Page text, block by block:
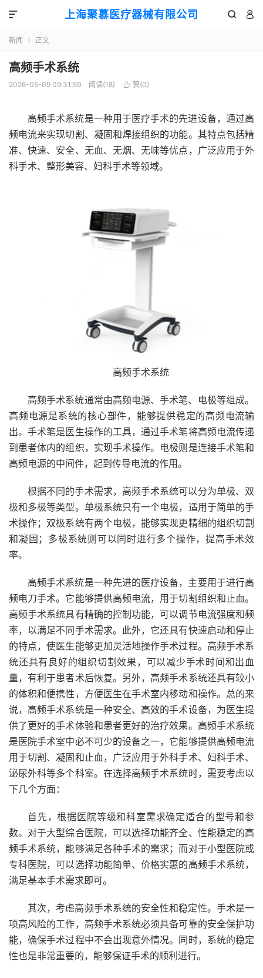
上海聚慕医疗器械有限公司  

新闻  正文
高频手术系统
2026-05-09 09:31:59 阅读(18)  赞(0)
高频手术系统是一种用于医疗手术的先进设备，通过高
频电流来实现切割、凝固和焊接组织的功能。其特点包括精
准、快速、安全、无血、无烟、无味等优点，广泛应用于外
科手术、整形美容、妇科手术等领域。
高频手术系统
高频手术系统通常由高频电源、手术笔、电极等组成。
高频电源是系统的核心部件，能够提供稳定的高频电流输
出。手术笔是医生操作的工具，通过手术笔将高频电流传递
到患者体内的组织，实现手术操作。电极则是连接手术笔和
高频电源的中间件，起到传导电流的作用。
根据不同的手术需求，高频手术系统可以分为单极、双
极和多极等类型。单极系统只有一个电极，适用于简单的手
术操作；双极系统有两个电极，能够实现更精细的组织切割
和凝固；多极系统则可以同时进行多个操作，提高手术效
率。
高频手术系统是一种先进的医疗设备，主要用于进行高
频电刀手术。它能够提供高频电流，用于切割组织和止血。
高频手术系统具有精确的控制功能，可以调节电流强度和频
率，以满足不同手术需求。此外，它还具有快速启动和停止
的特点，使医生能够更加灵活地操作手术过程。高频手术系
统还具有良好的组织切割效果，可以减少手术时间和出血
量，有利于患者术后恢复。另外，高频手术系统还具有较小
的体积和便携性，方便医生在手术室内移动和操作。总的来
说，高频手术系统是一种安全、高效的手术设备，为医生提
供了更好的手术体验和患者更好的治疗效果。高频手术系统
是医院手术室中必不可少的设备之一，它能够提供高频电流
用于切割、凝固和止血，广泛应用于外科手术、妇科手术、
泌尿外科等多个科室。在选择高频手术系统时，需要考虑以
下几个方面：
首先，根据医院等级和科室需求确定适合的型号和参
数。对于大型综合医院，可以选择功能齐全、性能稳定的高
频手术系统，能够满足各种手术的需求；而对于小型医院或
专科医院，可以选择功能简单、价格实惠的高频手术系统，
满足基本手术需求即可。
其次，考虑高频手术系统的安全性和稳定性。手术是一
项高风险的工作，高频手术系统必须具备可靠的安全保护功
能，确保手术过程中不会出现意外情况。同时，系统的稳定
性也是非常重要的，能够保证手术的顺利进行。